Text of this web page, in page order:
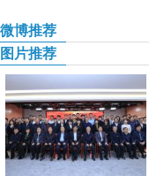
微博推荐
图片推荐